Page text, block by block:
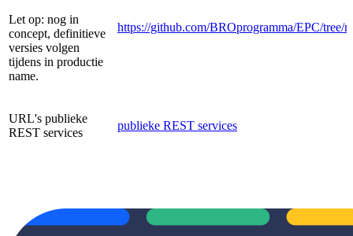
Let op: nog in
concept, definitieve
versies volgen
tijdens in productie
name.
https://github.com/BROprogramma/EPC/tree/
URL's publieke
REST services
publieke REST services